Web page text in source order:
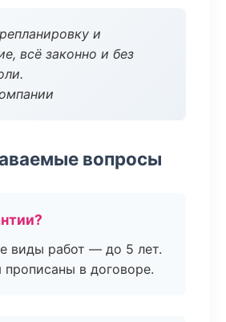
и
всё законно и без
вопросы
виды работ — до 5 лет.
прописаны в договоре.